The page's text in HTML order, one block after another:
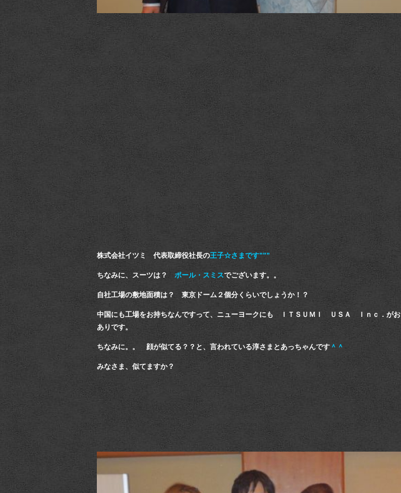
株式会社イツミ 代表取締役社長の王子☆さまです”””
ちなみに、スーツは？ ポール・スミスでございます。。
自社工場の敷地面積は？ 東京ドーム２個分くらいでしょうか！？
中国にも工場をお持ちなんですって、ニューヨークにも ＩＴＳＵＭＩ ＵＳＡ Ｉｎｃ．がお
ありです。
ちなみに。。 顔が似てる？？と、言われている淳さまとあっちゃんです ＾＾
みなさま、似てますか？